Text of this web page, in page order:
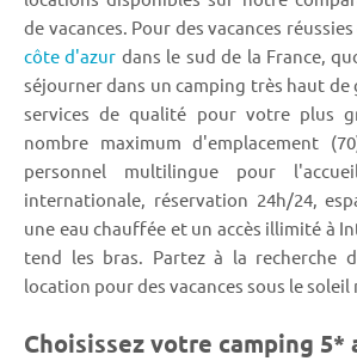
de vacances. Pour des vacances réussies
côte d'azur dans le sud de la France,
séjourner dans un camping très haut
services de qualité pour votre plus
nombre maximum d'emplacement
personnel multilingue pour
internationale, réservation 24h/24,
une eau chauffée et un accès illimité à
tend les bras. Partez à la recherche
location pour des vacances sous le
Choisissez votre camping 5*